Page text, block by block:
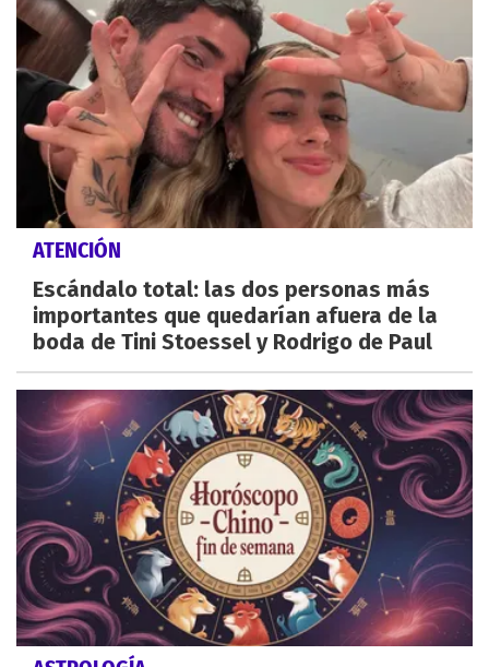
ATENCIÓN
Escándalo total: las dos personas más
importantes que quedarían afuera de la
boda de Tini Stoessel y Rodrigo de Paul